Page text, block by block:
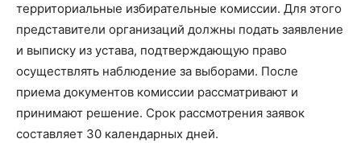
территориальные избирательные комиссии. Для этого
представители организаций должны подать заявление
и выписку из устава, подтверждающую право
осуществлять наблюдение за выборами. После
приема документов комиссии рассматривают и
принимают решение. Срок рассмотрения заявок
составляет 30 календарных дней.